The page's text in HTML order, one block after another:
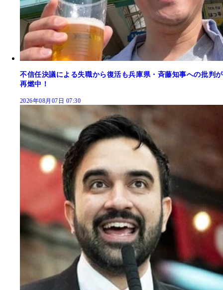
不信任決議による失職から復活も兵庫県・斉藤知事への批判が
再燃中！
2026年08月07日 07:30